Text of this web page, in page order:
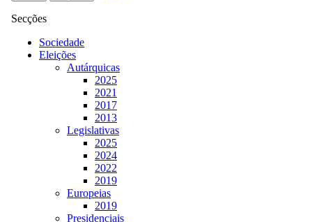
Secções
Sociedade
Eleições
Autárquicas
2025
2021
2017
2013
Legislativas
2025
2024
2022
2019
Europeias
2019
Presidenciais